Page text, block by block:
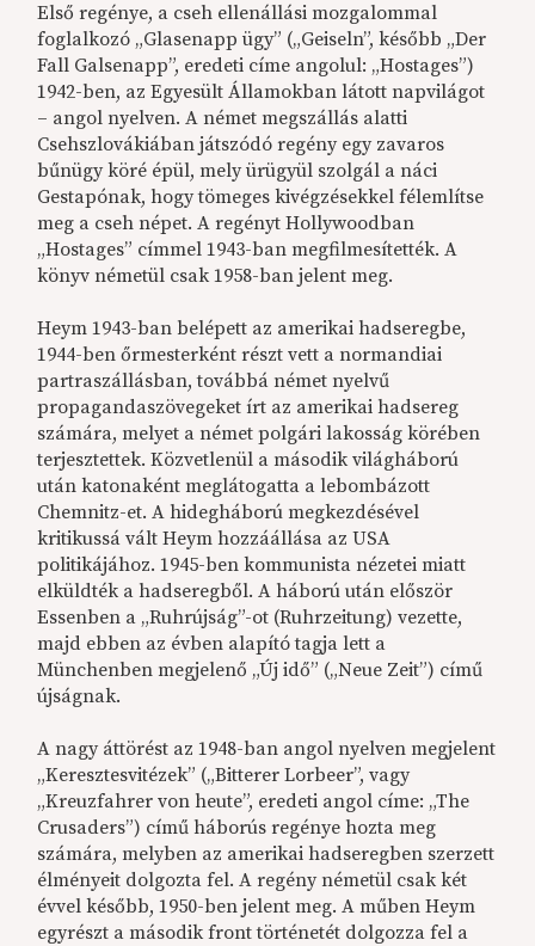
Első regénye, a cseh ellenállási mozgalommal
foglalkozó „Glasenapp ügy” („Geiseln”, később „Der
Fall Galsenapp”, eredeti címe angolul: „Hostages”)
1942-ben, az Egyesült Államokban látott napvilágot
– angol nyelven. A német megszállás alatti
Csehszlovákiában játszódó regény egy zavaros
bűnügy köré épül, mely ürügyül szolgál a náci
Gestapónak, hogy tömeges kivégzésekkel félemlítse
meg a cseh népet. A regényt Hollywoodban
„Hostages” címmel 1943-ban megfilmesítették. A
könyv németül csak 1958-ban jelent meg.
Heym 1943-ban belépett az amerikai hadseregbe,
1944-ben őrmesterként részt vett a normandiai
partraszállásban, továbbá német nyelvű
propagandaszövegeket írt az amerikai hadsereg
számára, melyet a német polgári lakosság körében
terjesztettek. Közvetlenül a második világháború
után katonaként meglátogatta a lebombázott
Chemnitz-et. A hidegháború megkezdésével
kritikussá vált Heym hozzáállása az USA
politikájához. 1945-ben kommunista nézetei miatt
elküldték a hadseregből. A háború után először
Essenben a „Ruhrújság”-ot (Ruhrzeitung) vezette,
majd ebben az évben alapító tagja lett a
Münchenben megjelenő „Új idő” („Neue Zeit”) című
újságnak.
A nagy áttörést az 1948-ban angol nyelven megjelent
„Keresztesvitézek” („Bitterer Lorbeer”, vagy
„Kreuzfahrer von heute”, eredeti angol címe: „The
Crusaders”) című háborús regénye hozta meg
számára, melyben az amerikai hadseregben szerzett
élményeit dolgozta fel. A regény németül csak két
évvel később, 1950-ben jelent meg. A műben Heym
egyrészt a második front történetét dolgozza fel a